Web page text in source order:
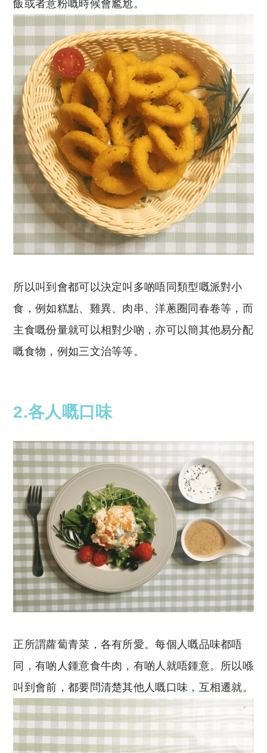
飯或者意粉嘅時候會尷尬。
所以叫到會都可以決定叫多啲唔同類型嘅派對小
食，例如糕點、雞異、肉串、洋蔥圈同春卷等，而
主食嘅份量就可以相對少啲，亦可以簡其他易分配
嘅食物，例如三文治等等。
2.各人嘅口味
正所謂蘿蔔青菜，各有所愛。每個人嘅品味都唔
同，有啲人鍾意食牛肉，有啲人就唔鍾意。所以喺
叫到會前，都要問清楚其他人嘅口味，互相遷就。